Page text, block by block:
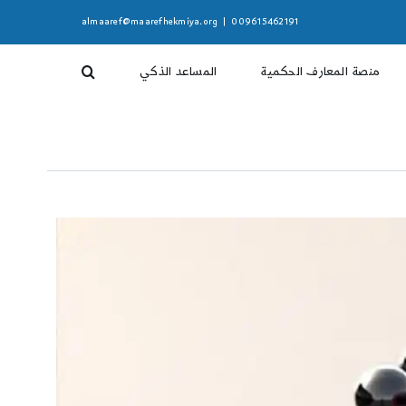
009615462191
almaaref@maarefhekmiya.org
منصة المعارف الحكمية المساعد الذكي